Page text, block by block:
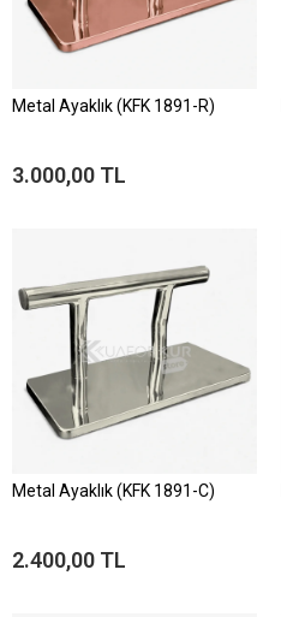
Metal Ayaklık (KFK 1891-R)
3.000,00 TL
Metal Ayaklık (KFK 1891-C)
2.400,00 TL